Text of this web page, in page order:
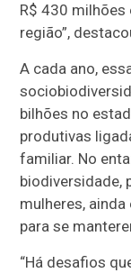
R$ 430
região”,
A cada ano,
bilhões no
produtivas
familiar. No
biodiversidade,
mulheres,
para se
“Há desafios